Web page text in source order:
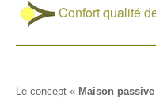
Plan du site
Liste de diffusion
Objectifs du site
Droits de reproduction
Mentions légales
Confort qualité
Le concept « Maison passive